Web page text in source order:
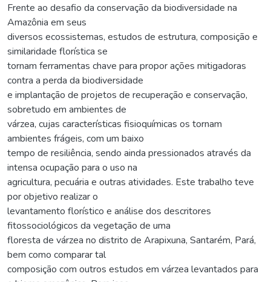
Frente ao desafio da conservação da biodiversidade na
Amazônia em seus
diversos ecossistemas, estudos de estrutura, composição e
similaridade florística se
tornam ferramentas chave para propor ações mitigadoras
contra a perda da biodiversidade
e implantação de projetos de recuperação e conservação,
sobretudo em ambientes de
várzea, cujas características fisioquímicas os tornam
ambientes frágeis, com um baixo
tempo de resiliência, sendo ainda pressionados através da
intensa ocupação para o uso na
agricultura, pecuária e outras atividades. Este trabalho teve
por objetivo realizar o
levantamento florístico e análise dos descritores
fitossociológicos da vegetação de uma
floresta de várzea no distrito de Arapixuna, Santarém, Pará,
bem como comparar tal
composição com outros estudos em várzea levantados para